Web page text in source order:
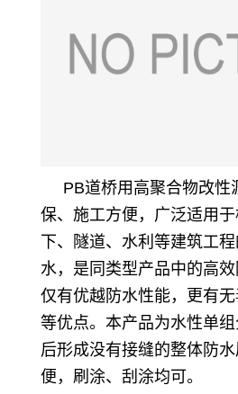
PB道桥用高聚合物改性
保、施工方便，广泛适用
下、隧道、水利等建筑工
水，是同类型产品中的高
仅有优越防水性能，更有
等优点。本产品为水性单
后形成没有接缝的整体防
便，刷涂、刮涂均可。